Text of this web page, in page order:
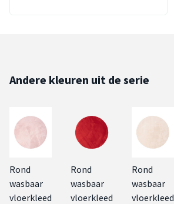
Andere kleuren uit de serie
Rond
wasbaar
vloerkleed
Rond
wasbaar
vloerkleed
Rond
wasbaar
vloerkleed